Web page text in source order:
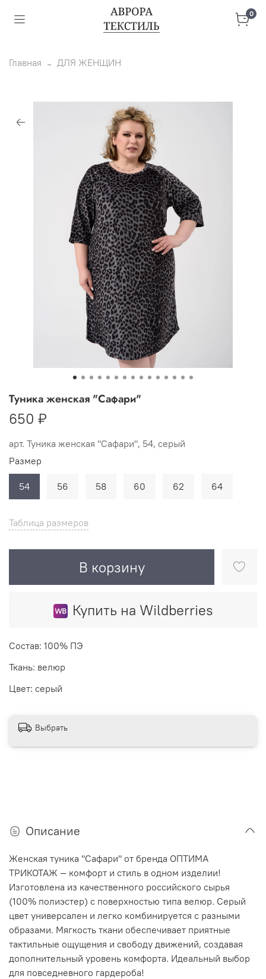
0
Главная ДЛЯ ЖЕНЩИН
арт. Туника женская "Сафари", 54, серый
Туника женская "Сафари"
650 ₽
Таблица размеров
В корзину
Купить на Wildberries
Размер
54 56 58 60 62 64
Состав: 100% ПЭ
Ткань: велюр
Цвет: серый
Выбрать
Описание
Женская туника "Сафари" от бренда ОПТИМА
ТРИКОТАЖ — комфорт и стиль в одном изделии!
Изготовлена из качественного российского сырья
(100% полиэстер) с поверхностью типа велюр. Серый
цвет универсален и легко комбинируется с разными
образами. Мягкость ткани обеспечивает приятные
тактильные ощущения и свободу движений, создавая
дополнительный уровень комфорта. Идеальный выбор
для повседневного гардероба!